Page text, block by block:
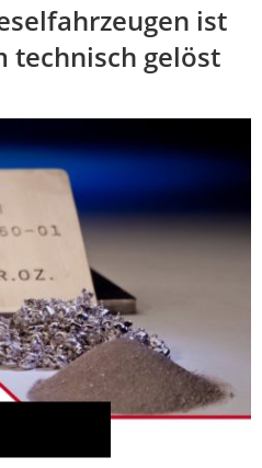
ist
technisch gelöst